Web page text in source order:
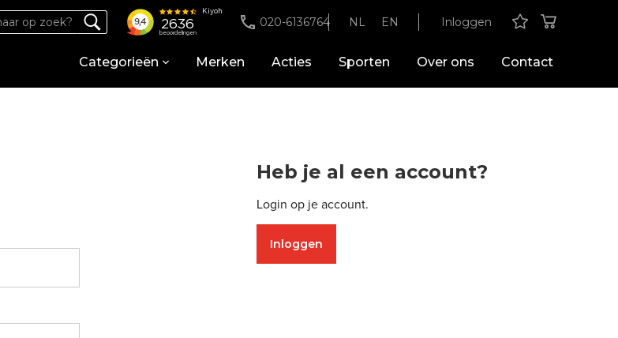
Categorieën Merken Acties Sporten Over ons Contact
020-6136764 NL EN Inloggen
Heb je al een account?
Login op je account.
Inloggen